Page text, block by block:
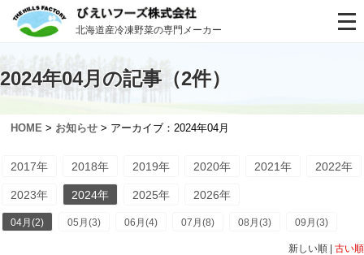
北海道産冷凍野菜の専門メーカー
HOME > お知らせ > アーカイブ：2024年04月
2024年04月の記事（2件）
2017年 2018年 2019年 2020年 2021年 2022年
2023年 2024年 2025年 2026年
04月(2) 05月(3) 06月(4) 07月(8) 08月(3) 09月(3)
新しい順 | 古い順